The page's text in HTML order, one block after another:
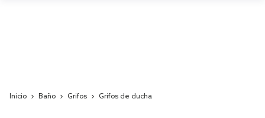
Inicio Baño Grifos Grifos de ducha